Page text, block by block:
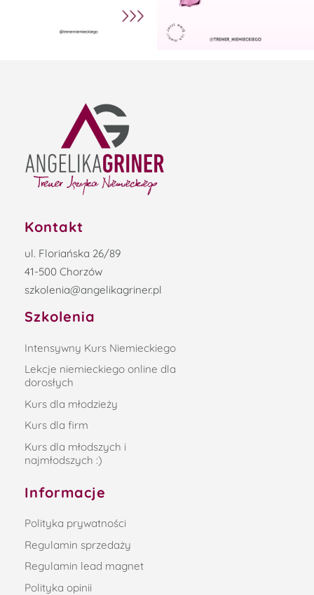
Kontakt
ul. Floriańska 26/89
41-500 Chorzów
szkolenia@angelikagriner.pl
Szkolenia
Intensywny Kurs Niemieckiego
Lekcje niemieckiego online dla
dorosłych
Kurs dla młodzieży
Kurs dla firm
Kurs dla młodszych i
najmłodszych :)
Informacje
Polityka prywatności
Regulamin sprzedaży
Regulamin lead magnet
Polityka opinii